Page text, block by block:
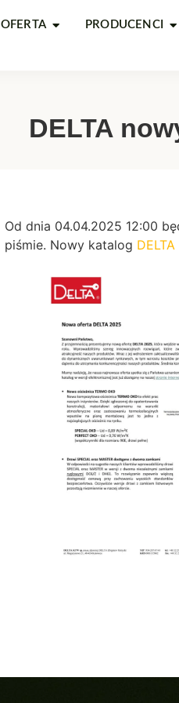
OFERTA PRODUCENCI
DELTA
Od dnia 04.04.2025 12:00
piśmie. Nowy katalog